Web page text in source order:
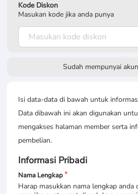
Kode Diskon
Masukan kode jika anda punya
Sudah mempunyai
Isi data-data di bawah untuk
Data dibawah ini akan digunakan
mengakses halaman member serta
pembelian.
Informasi Pribadi
Nama Lengkap
Harap masukkan nama lengkap anda